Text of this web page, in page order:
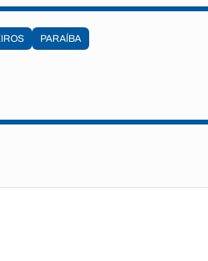
PARAÍBA